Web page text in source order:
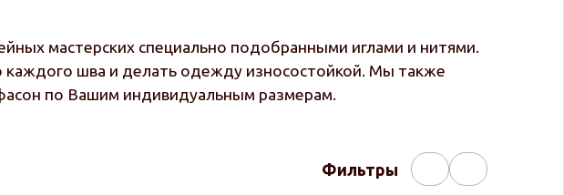
мастерских специально подобранными иглами и нитями.
каждого шва и делать одежду износостойкой. Мы также
по Вашим индивидуальным размерам.
Фильтры